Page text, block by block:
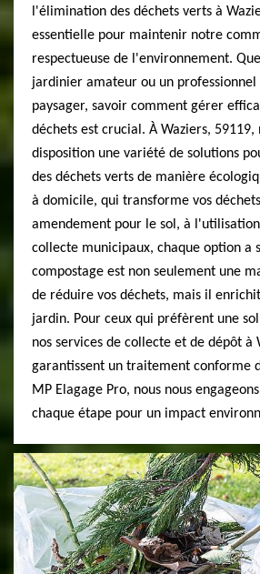
l'élimination des déchets verts à
essentielle pour maintenir notre
respectueuse de l'environnement.
jardinier amateur ou un
paysager, savoir comment gérer
déchets est crucial. À Waziers, 59119,
disposition une variété de solutions
des déchets verts de manière
à domicile, qui transforme vos
amendement pour le sol, à
collecte municipaux, chaque option a
compostage est non seulement une
de réduire vos déchets, mais il
jardin. Pour ceux qui préfèrent une
nos services de collecte et de dépôt à
garantissent un traitement conforme
MP Elagage Pro, nous nous
chaque étape pour un impact